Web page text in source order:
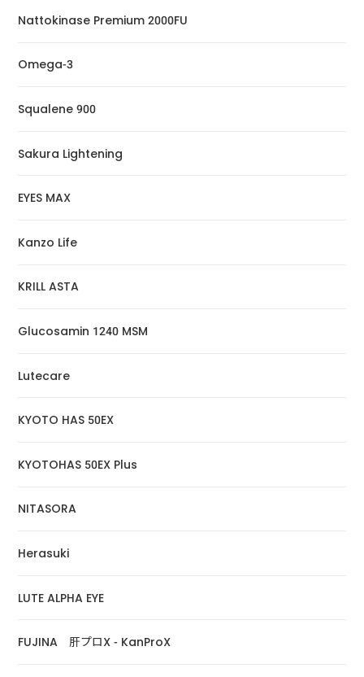
Nattokinase Premium 2000FU
Omega-3
Squalene 900
Sakura Lightening
EYES MAX
Kanzo Life
KRILL ASTA
Glucosamin 1240 MSM
Lutecare
KYOTO HAS 50EX
KYOTOHAS 50EX Plus
NITASORA
Herasuki
LUTE ALPHA EYE
FUJINA 肝プロX - KanProX